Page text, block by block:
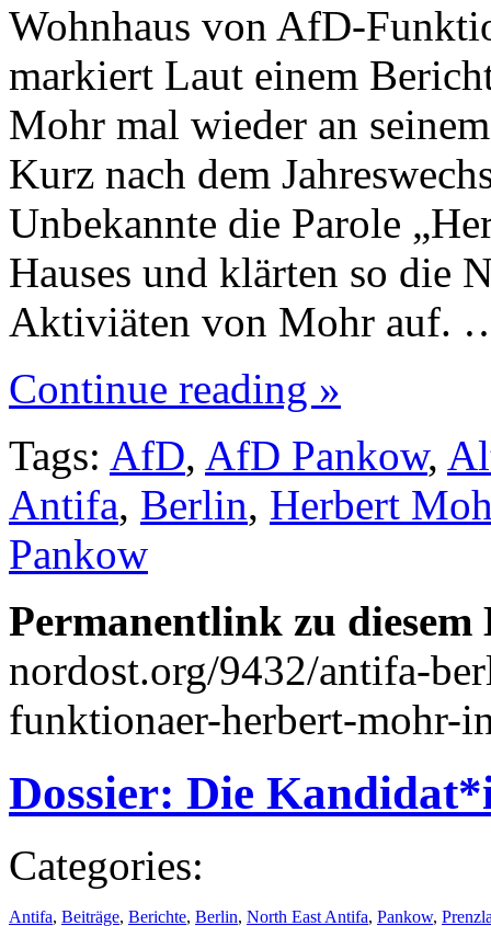
Wohnhaus von AfD-
markiert Laut einem
Mohr mal wieder an
Kurz nach dem
Unbekannte die Parole
Hauses und klärten so die
Aktiviäten von Mohr auf.
Continue reading »
Tags: AfD, AfD Pankow,
Antifa, Berlin, Herbert
Pankow
Permanentlink zu
nordost.org/9432/antifa-
funktionaer-herbert-mohr-
Dossier: Die
Categories:
Antifa, Beiträge, Berichte, Berlin, North East Antifa, Pankow,